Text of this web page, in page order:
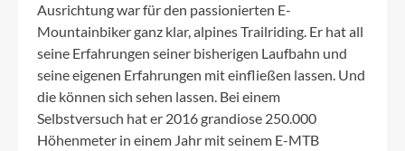
Ausrichtung war für den passionierten E-
Mountainbiker ganz klar, alpines Trailriding. Er hat all
seine Erfahrungen seiner bisherigen Laufbahn und
seine eigenen Erfahrungen mit einfließen lassen. Und
die können sich sehen lassen. Bei einem
Selbstversuch hat er 2016 grandiose 250.000
Höhenmeter in einem Jahr mit seinem E-MTB